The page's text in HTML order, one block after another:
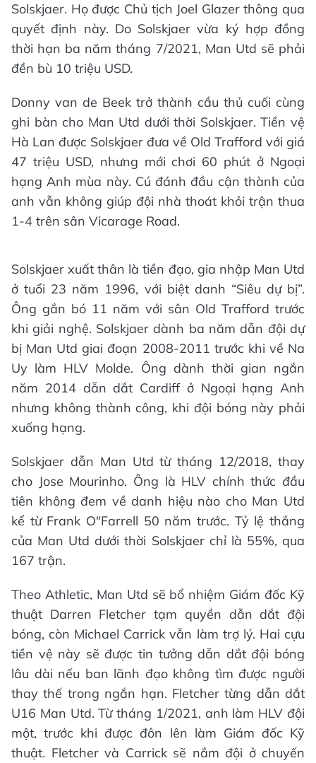
Solskjaer. Họ được Chủ tịch Joel Glazer thông qua
quyết định này. Do Solskjaer vừa ký hợp đồng
thời hạn ba năm tháng 7/2021, Man Utd sẽ phải
đền bù 10 triệu USD.
Donny van de Beek trở thành cầu thủ cuối cùng
ghi bàn cho Man Utd dưới thời Solskjaer. Tiền vệ
Hà Lan được Solskjaer đưa về Old Trafford với giá
47 triệu USD, nhưng mới chơi 60 phút ở Ngoại
hạng Anh mùa này. Cú đánh đầu cận thành của
anh vẫn không giúp đội nhà thoát khỏi trận thua
1-4 trên sân Vicarage Road.
Solskjaer xuất thân là tiền đạo, gia nhập Man Utd
ở tuổi 23 năm 1996, với biệt danh “Siêu dự bị”.
Ông gắn bó 11 năm với sân Old Trafford trước
khi giải nghệ. Solskjaer dành ba năm dẫn đội dự
bị Man Utd giai đoạn 2008-2011 trước khi về Na
Uy làm HLV Molde. Ông dành thời gian ngắn
năm 2014 dẫn dắt Cardiff ở Ngoại hạng Anh
nhưng không thành công, khi đội bóng này phải
xuống hạng.
Solskjaer dẫn Man Utd từ tháng 12/2018, thay
cho Jose Mourinho. Ông là HLV chính thức đầu
tiên không đem về danh hiệu nào cho Man Utd
kể từ Frank O"Farrell 50 năm trước. Tỷ lệ thắng
của Man Utd dưới thời Solskjaer chỉ là 55%, qua
167 trận.
Theo Athletic, Man Utd sẽ bổ nhiệm Giám đốc Kỹ
thuật Darren Fletcher tạm quyền dẫn dắt đội
bóng, còn Michael Carrick vẫn làm trợ lý. Hai cựu
tiền vệ này sẽ được tin tưởng dẫn dắt đội bóng
lâu dài nếu ban lãnh đạo không tìm được người
thay thế trong ngắn hạn. Fletcher từng dẫn dắt
U16 Man Utd. Từ tháng 1/2021, anh làm HLV đội
một, trước khi được đôn lên làm Giám đốc Kỹ
thuật. Fletcher và Carrick sẽ nắm đội ở chuyến